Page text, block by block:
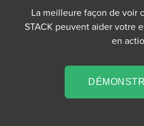
La meilleure façon de voir
STACK peuvent aider votre
en